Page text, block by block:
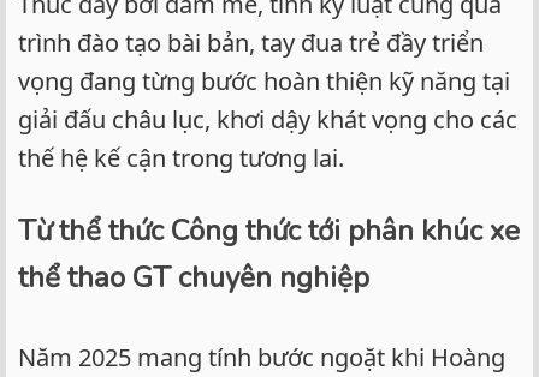
trình đào tạo bài bản, tay đua trẻ đầy triển
vọng đang từng bước hoàn thiện kỹ năng tại
giải đấu châu lục, khơi dậy khát vọng cho các
thế hệ kế cận trong tương lai.
Từ thể thức Công thức tới phân khúc xe
thể thao GT chuyên nghiệp
Năm 2025 mang tính bước ngoặt khi Hoàng